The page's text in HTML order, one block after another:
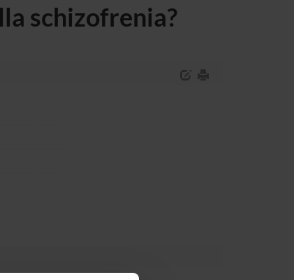
schizofrenia?